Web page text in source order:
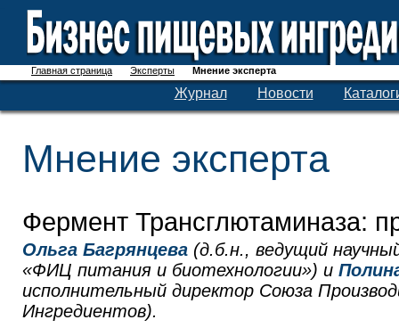
Главная страница Эксперты Мнение эксперта
Журнал Новости
Мнение эксперта
Фермент Трансглютаминаза:
Ольга Багрянцева (д.б.н., ведущий
«ФИЦ питания и биотехнологии») и
исполнительный директор Союза
Ингредиентов).